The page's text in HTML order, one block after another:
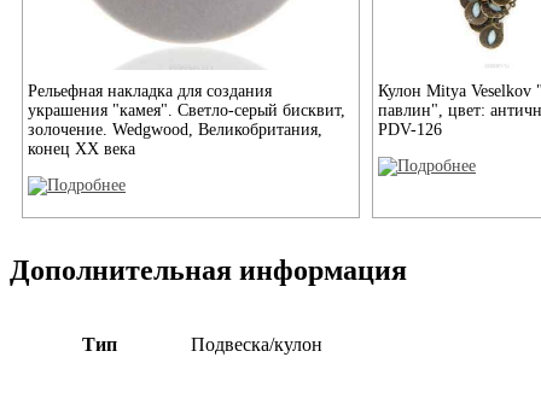
Рельефная накладка для создания
украшения "камея". Светло-серый бисквит,
золочение. Wedgwood, Великобритания,
конец ХХ века
Кулон Mitya Veselkov
павлин", цвет:
PDV-126
Дополнительная информация
Тип Подвеска/кулон